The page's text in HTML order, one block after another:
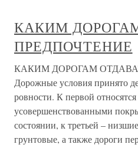
КАКИМ
ПРЕДПОЧТЕНИЕ
КАКИМ ДОРОГАМ
Дорожные условия принято
ровности. К первой
усовершенствованными
состоянии, к третьей –
грунтовые, а также дороги